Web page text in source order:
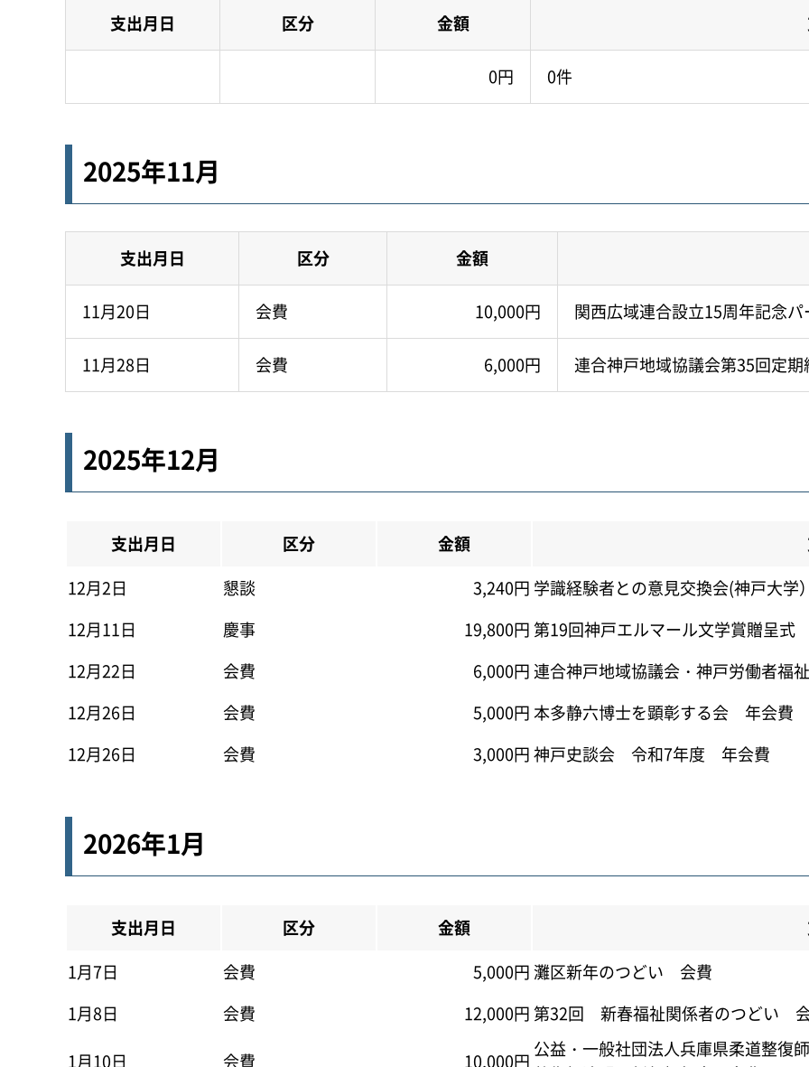
支出月日 区分 金額
0円 0件
2025年11月
支出月日 区分 金額
11月20日 会費 10,000円 関西広域連合設立15周年記念
11月28日 会費 6,000円 連合神戸地域協議会第35回定
2025年12月
支出月日 区分 金額
12月2日
懇談 3,240円 学識経験者との意見交換会(神戸大学
12月11日
慶事 19,800円第19回神戸エルマール文学賞贈呈
12月22日
会費 6,000円連合神戸地域協議会・神戸労働者福
12月26日
会費 5,000円本多静六博士を顕彰する会 年会費
12月26日
会費 3,000円神戸史談会 令和7年度 年会費
2026年1月
支出月日 区分 金額
1月7日
会費 5,000円灘区新年のつどい 会費
1月8日
会費 12,000円第32回 新春福祉関係者のつどい
1月10日
会費 10,000円
公益・一般社団法人兵庫県柔道整復